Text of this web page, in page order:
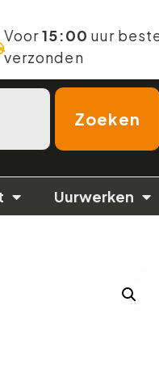
Voor15:00 uur
verzonden
Zoeken
Uurwerken